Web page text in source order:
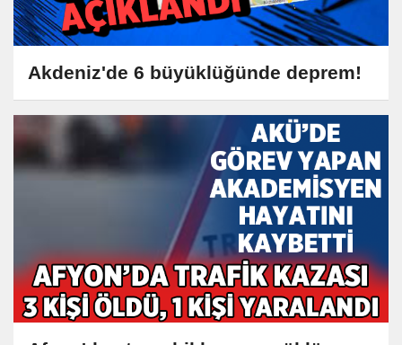
Akdeniz'de 6 büyüklüğünde deprem!